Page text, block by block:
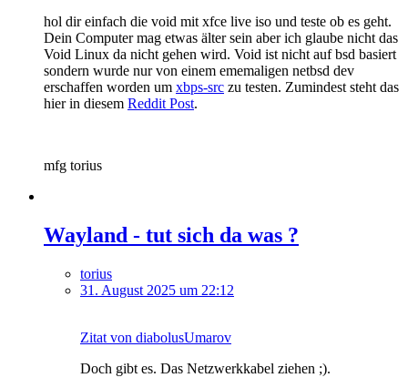
hol dir einfach die void mit xfce live iso und teste ob es geht.
Dein Computer mag etwas älter sein aber ich glaube nicht das
Void Linux da nicht gehen wird. Void ist nicht auf bsd basiert
sondern wurde nur von einem ememaligen netbsd dev
erschaffen worden um xbps-src zu testen. Zumindest steht das
hier in diesem Reddit Post.
mfg torius
Wayland - tut sich da was ?
torius
31. August 2025 um 22:12
Zitat von diabolusUmarov
Doch gibt es. Das Netzwerkkabel ziehen ;).